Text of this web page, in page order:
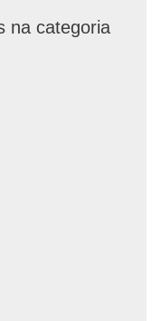
na categoria